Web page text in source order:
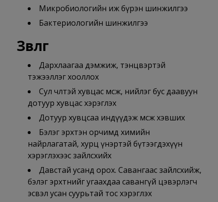
Микробиологийн иж бүрэн шинжилгээ
Бактериологийн шинжилгээ
Зөвлөгөө
Дархлаагаа дэмжиж, тэнцвэртэй
тэжээллэг хооллох
Сул чөлөөтэй хувцас өмсөж, нийлэг бус даавуун
дотуур хувцас хэрэглэх
Дотуур хувцсаа индүүдэж өмсөж хэвших
Бэлэг эрхтэн орчимд химийн
найрлагатай, хурц үнэртэй бүтээгдэхүүн
хэрэглэхээс зайлсхийх
Давстай усанд орох. Савангаас зайлсхийж,
бэлэг эрхтнийг угаахдаа савангүй цэвэрлэгч
эсвэл усан суурьтай тос хэрэглэх